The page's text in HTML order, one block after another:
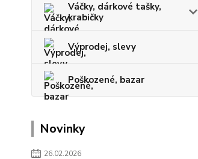
Váčky, dárkové tašky,
krabičky
Výprodej, slevy
Poškozené, bazar
Novinky
26.02.2026